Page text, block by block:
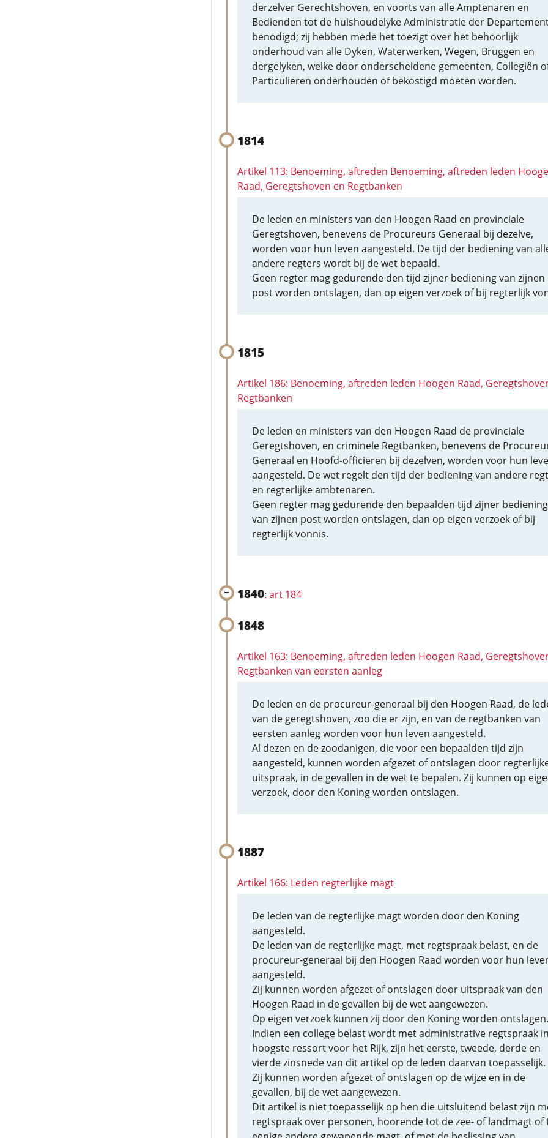
derzelver Gerechtshoven, en voorts van alle Amptenaren en
Bedienden tot de huishoudelyke Administratie der
benodigd; zij hebben mede het toezigt over het behoorlijk
onderhoud van alle Dyken, Waterwerken, Wegen, Bruggen en
dergelyken, welke door onderscheidene gemeenten, Collegiën
Particulieren onderhouden of bekostigd moeten worden.
1814
Artikel 113: Benoeming, aftreden Benoeming, aftreden leden
Raad, Geregtshoven en Regtbanken
De leden en ministers van den Hoogen Raad en provinciale
Geregtshoven, benevens de Procureurs Generaal bij dezelve,
worden voor hun leven aangesteld. De tijd der bediening van
andere regters wordt bij de wet bepaald.
Geen regter mag gedurende den tijd zijner bediening van zijnen
post worden ontslagen, dan op eigen verzoek of bij regterlijk
1815
Artikel 186: Benoeming, aftreden leden Hoogen Raad,
Regtbanken
De leden en ministers van den Hoogen Raad de provinciale
Geregtshoven, en criminele Regtbanken, benevens de
Generaal en Hoofd-officieren bij dezelven, worden voor hun
aangesteld. De wet regelt den tijd der bediening van andere
en regterlijke ambtenaren.
Geen regter mag gedurende den bepaalden tijd zijner
van zijnen post worden ontslagen, dan op eigen verzoek of bij
regterlijk vonnis.
1840: art 184
1848
Artikel 163: Benoeming, aftreden leden Hoogen Raad,
Regtbanken van eersten aanleg
De leden en de procureur-generaal bij den Hoogen Raad, de
van de geregtshoven, zoo die er zijn, en van de regtbanken van
eersten aanleg worden voor hun leven aangesteld.
Al dezen en de zoodanigen, die voor een bepaalden tijd zijn
aangesteld, kunnen worden afgezet of ontslagen door
uitspraak, in de gevallen in de wet te bepalen. Zij kunnen op
verzoek, door den Koning worden ontslagen.
1887
Artikel 166: Leden regterlijke magt
De leden van de regterlijke magt worden door den Koning
aangesteld.
De leden van de regterlijke magt, met regtspraak belast, en de
procureur-generaal bij den Hoogen Raad worden voor hun
aangesteld.
Zij kunnen worden afgezet of ontslagen door uitspraak van den
Hoogen Raad in de gevallen bij de wet aangewezen.
Op eigen verzoek kunnen zij door den Koning worden ontslagen.
Indien een college belast wordt met administrative regtspraak
hoogste ressort voor het Rijk, zijn het eerste, tweede, derde en
vierde zinsnede van dit artikel op de leden daarvan toepasselijk.
Zij kunnen worden afgezet of ontslagen op de wijze en in de
gevallen, bij de wet aangewezen.
Dit artikel is niet toepasselijk op hen die uitsluitend belast zijn
regtspraak over personen, hoorende tot de zee- of landmagt of